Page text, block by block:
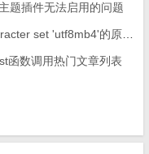
题插件无法启用的问题
'utf8mb4'的原因及解决方案
函数调用热门文章列表